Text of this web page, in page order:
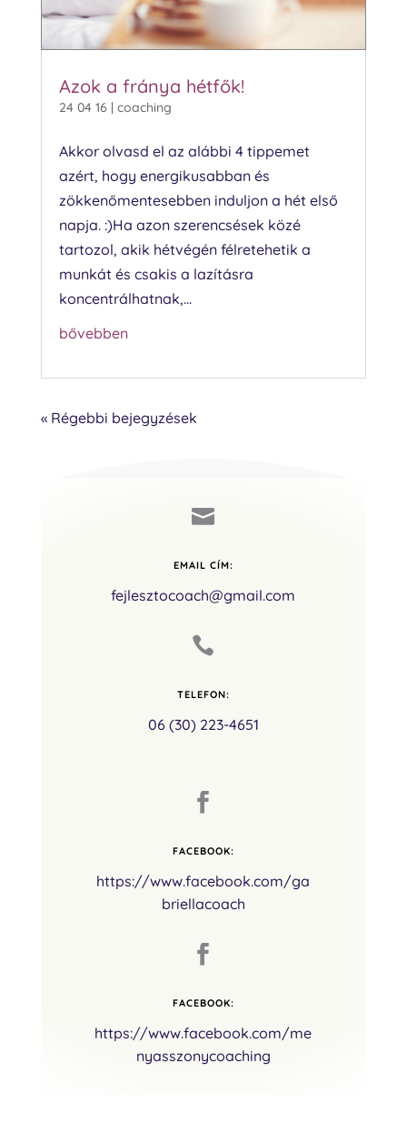
Azok a fránya hétfők!
24 04 16 | coaching
Akkor olvasd el az alábbi 4 tippemet
azért, hogy energikusabban és
zökkenőmentesebben induljon a hét első
napja. :)Ha azon szerencsések közé
tartozol, akik hétvégén félretehetik a
munkát és csakis a lazításra
koncentrálhatnak,...
bővebben
« Régebbi bejegyzések

EMAIL CÍM:
fejlesztocoach@gmail.com

TELEFON:
06 (30) 223-4651

FACEBOOK:
https://www.facebook.com/ga
briellacoach

FACEBOOK:
https://www.facebook.com/me
nyasszonycoaching